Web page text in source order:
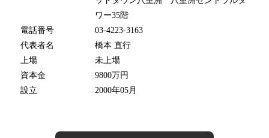
ワー35階
電話番号
03-4223-3163
代表者名
橋本 直行
上場
未上場
資本金
9800万円
設立
2000年05月